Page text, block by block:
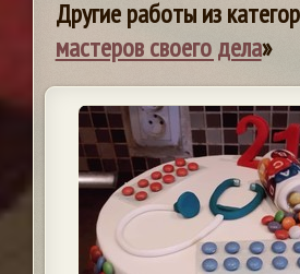
Другие работы из
мастеров своего дела»